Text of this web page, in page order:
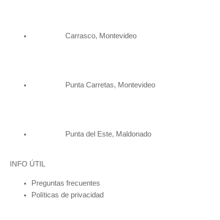
INFO ÚTIL
Preguntas frecuentes
Políticas de privacidad
Carrasco, Montevideo
Punta Carretas, Montevideo
Punta del Este, Maldonado